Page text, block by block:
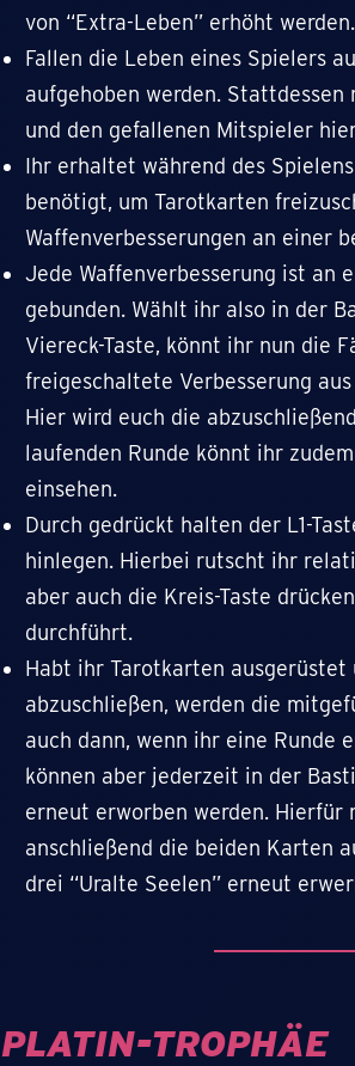
von “Extra-Leben” erhöht werden.
Fallen die Leben eines Spielers
aufgehoben werden.
und den gefallenen Mitspieler
Ihr erhaltet während des
benötigt, um Tarotkarten
Waffenverbesserungen an einer
Jede Waffenverbesserung ist an
gebunden. Wählt ihr also in der
Viereck-Taste, könnt ihr nun die
freigeschaltete Verbesserung
Hier wird euch die
laufenden Runde könnt ihr
einsehen.
Durch gedrückt halten der L1-
hinlegen. Hierbei rutscht ihr
aber auch die Kreis-Taste
durchführt.
Habt ihr Tarotkarten
abzuschließen, werden die
auch dann, wenn ihr eine Runde
können aber jederzeit in der
erneut erworben werden. Hierfür
anschließend die beiden Karten
drei “Uralte Seelen” erneut
PLATIN-TROPHÄE